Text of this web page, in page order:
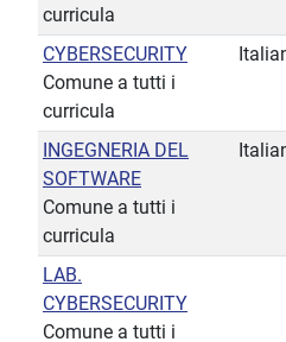
curricula
CYBERSECURITY
Comune a tutti i
curricula
INGEGNERIA DEL
SOFTWARE
Comune a tutti i
curricula
LAB.
CYBERSECURITY
Comune a tutti i